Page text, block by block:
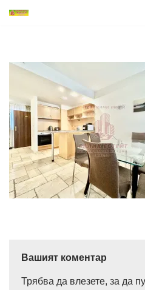
съдържанието
Вашият коментар
Трябва да влезете, за да